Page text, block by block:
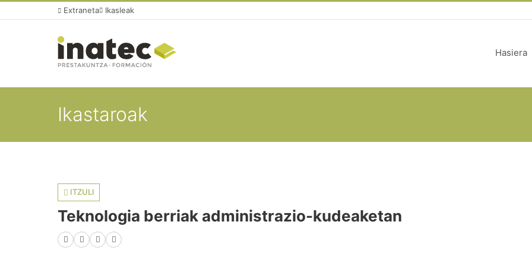
Extraneta Ikasleak
Hasiera
Ikastaroak
ITZULI
Teknologia berriak administrazio-kudeaketan